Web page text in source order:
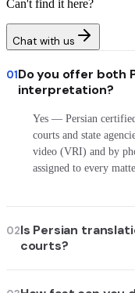
Can't find it here?
Chat with us
01Do you offer both
interpretation?
Yes — Persian
courts and state
video (VRI) and by
assigned to every
02Is Persian
courts?